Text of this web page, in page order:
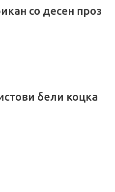
со десен проз
бели коцка